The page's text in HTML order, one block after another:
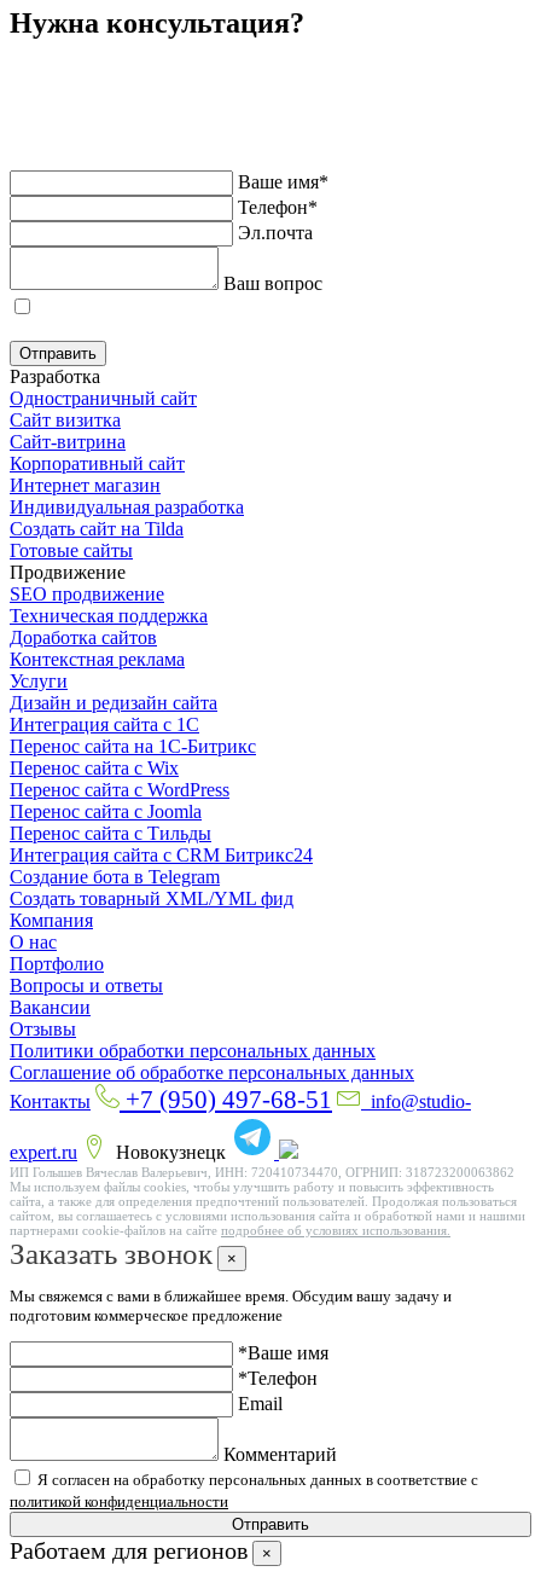
Нужна консультация?
Ваше имя*
Телефон*
Эл.почта
Ваш вопрос
Отправить
Разработка
Одностраничный сайт
Сайт визитка
Сайт-витрина
Корпоративный сайт
Интернет магазин
Индивидуальная разработка
Создать сайт на Tilda
Готовые сайты
Продвижение
SEO продвижение
Техническая поддержка
Доработка сайтов
Контекстная реклама
Услуги
Дизайн и редизайн сайта
Интеграция сайта с 1С
Перенос сайта на 1С-Битрикс
Перенос сайта с Wix
Перенос сайта с WordPress
Перенос сайта с Joomla
Перенос сайта с Тильды
Интеграция сайта с CRM Битрикс24
Создание бота в Telegram
Создать товарный XML/YML фид
Компания
О нас
Портфолио
Вопросы и ответы
Вакансии
Отзывы
Политики обработки персональных данных
Соглашение об обработке персональных данных
Контакты
+7 (950) 497-68-51 info@studio-
expert.ru Новокузнецк
ИП Голышев Вячеслав Валерьевич, ИНН: 720410734470, ОГРНИП: 318723200063862
Мы используем файлы cookies, чтобы улучшить работу и повысить эффективность
сайта, а также для определения предпочтений пользователей. Продолжая пользоваться
сайтом, вы соглашаетесь с условиями использования сайта и обработкой нами и нашими
партнерами cookie-файлов на сайте подробнее об условиях использования.
Заказать звонок ×
Мы свяжемся с вами в ближайшее время. Обсудим вашу задачу и
подготовим коммерческое предложение
*Ваше имя
*Телефон
Email
Комментарий
Я согласен на обработку персональных данных в соответствие с
политикой конфиденциальности
Отправить
Работаем для регионов ×